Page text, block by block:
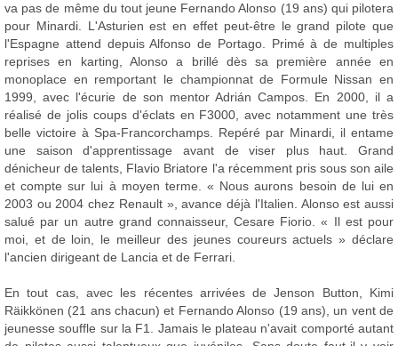
va pas de même du tout jeune Fernando Alonso (19 ans) qui pilotera
pour Minardi. L'Asturien est en effet peut-être le grand pilote que
l'Espagne attend depuis Alfonso de Portago. Primé à de multiples
reprises en karting, Alonso a brillé dès sa première année en
monoplace en remportant le championnat de Formule Nissan en
1999, avec l'écurie de son mentor Adrián Campos. En 2000, il a
réalisé de jolis coups d'éclats en F3000, avec notamment une très
belle victoire à Spa-Francorchamps. Repéré par Minardi, il entame
une saison d'apprentissage avant de viser plus haut. Grand
dénicheur de talents, Flavio Briatore l'a récemment pris sous son aile
et compte sur lui à moyen terme. « Nous aurons besoin de lui en
2003 ou 2004 chez Renault », avance déjà l'Italien. Alonso est aussi
salué par un autre grand connaisseur, Cesare Fiorio. « Il est pour
moi, et de loin, le meilleur des jeunes coureurs actuels » déclare
l'ancien dirigeant de Lancia et de Ferrari.
En tout cas, avec les récentes arrivées de Jenson Button, Kimi
Räikkönen (21 ans chacun) et Fernando Alonso (19 ans), un vent de
jeunesse souffle sur la F1. Jamais le plateau n'avait comporté autant